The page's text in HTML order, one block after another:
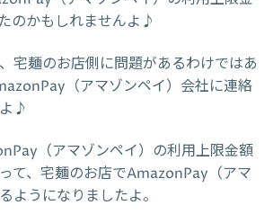
のかもしれませんよ♪
宅麺のお店側に問題があるわけではあ
（アマゾンペイ）会社に連絡
♪
（アマゾンペイ）の利用上限金額
て、宅麺のお店でAmazonPay（アマ
ようになりましたよ。